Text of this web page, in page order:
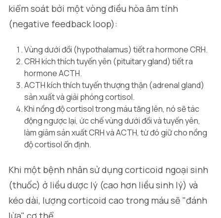
kiểm soát bởi một vòng điều hòa âm tính
(negative feedback loop):
Vùng dưới đồi (hypothalamus) tiết ra hormone CRH.
CRH kích thích tuyến yên (pituitary gland) tiết ra
hormone ACTH.
ACTH kích thích tuyến thượng thận (adrenal gland)
sản xuất và giải phóng cortisol.
Khi nồng độ cortisol trong máu tăng lên, nó sẽ tác
động ngược lại, ức chế vùng dưới đồi và tuyến yên,
làm giảm sản xuất CRH và ACTH, từ đó giữ cho nồng
độ cortisol ổn định.
Khi một bệnh nhân sử dụng corticoid ngoại sinh
(thuốc) ở liều dược lý (cao hơn liều sinh lý) và
kéo dài, lượng corticoid cao trong máu sẽ "đánh